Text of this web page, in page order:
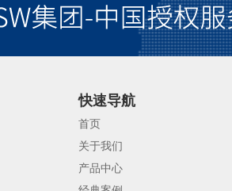
应该配有镀锌层，而镀锌层厚度的测量可
。要做
快速导航
首页
关于我们
产品中心